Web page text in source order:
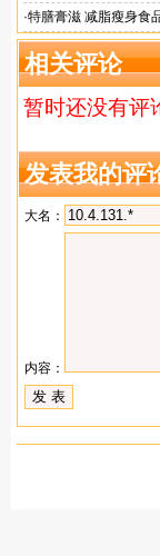
业
·特膳膏滋 减脂瘦身食
务商
相关评论
暂时还没有评
发表我的评
大名：
内容：